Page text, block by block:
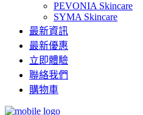
PEVONIA Skincare
SYMA Skincare
最新資訊
最新優惠
立即體驗
聯絡我們
購物車